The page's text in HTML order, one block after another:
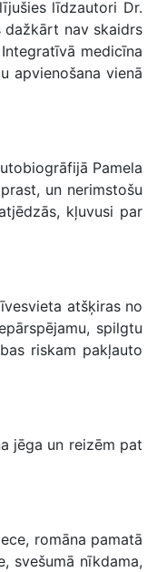
līdzautori Dr.
dažkārt nav skaidrs
medicīna
apvienošana vienā
Pamela
un nerimstošu
kļuvusi par
atšķiras no
spilgtu
riskam pakļauto
jēga un reizēm pat
romāna pamatā
svešumā nīkdama,